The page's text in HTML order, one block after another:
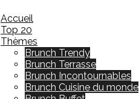
Accueil
Top 20
Thèmes
Brunch Trendy
Brunch Terrasse
Brunch Incontournables
Brunch Cuisine du monde